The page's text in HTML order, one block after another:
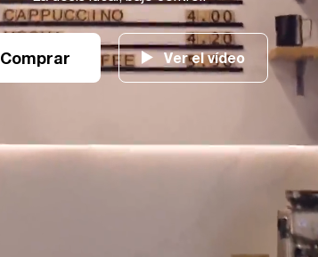
Ver el vídeo
Comprar